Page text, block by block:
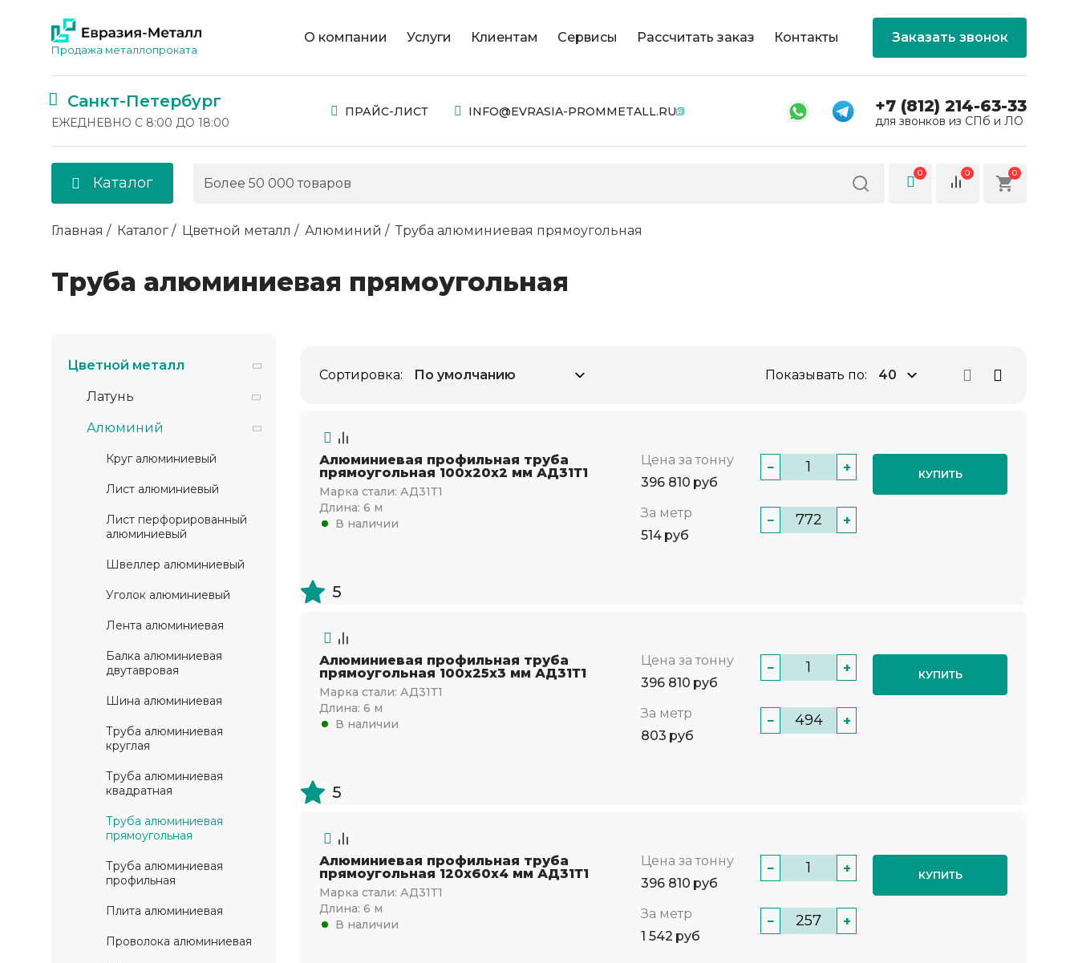
Продажа металлопроката
О компании Услуги Клиентам Сервисы Рассчитать заказ Контакты Заказать звонок
Санкт-Петербург
ЕЖЕДНЕВНО С 8:00 ДО 18:00
ПРАЙС-ЛИСТ INFO@EVRASIA-PROMMETALL.RU +7 (812) 214-63-33
для звонков из СПб и ЛО
Каталог
0 0 0
Главная Каталог Цветной металл Алюминий Труба алюминиевая прямоугольная
Труба алюминиевая прямоугольная
Цветной металл
Латунь
Алюминий
Круг алюминиевый
Лист алюминиевый
Лист перфорированный
алюминиевый
Швеллер алюминиевый
Уголок алюминиевый
Лента алюминиевая
Балка алюминиевая
двутавровая
Шина алюминиевая
Труба алюминиевая
круглая
Труба алюминиевая
квадратная
Труба алюминиевая
прямоугольная
Труба алюминиевая
профильная
Плита алюминиевая
Проволока алюминиевая
Сортировка: Показывать по:
Алюминиевая профильная труба
прямоугольная 100х20х2 мм АД31Т1
Марка стали: АД31Т1
Длина: 6 м
В наличии
Цена за тонну
396 810 руб
− +
За метр
514 руб
− +
КУПИТЬ
5
Алюминиевая профильная труба
прямоугольная 100х25х3 мм АД31Т1
Марка стали: АД31Т1
Длина: 6 м
В наличии
Цена за тонну
396 810 руб
− +
За метр
803 руб
− +
КУПИТЬ
5
Алюминиевая профильная труба
прямоугольная 120х60х4 мм АД31Т1
Марка стали: АД31Т1
Длина: 6 м
В наличии
Цена за тонну
396 810 руб
− +
За метр
1 542 руб
− +
КУПИТЬ